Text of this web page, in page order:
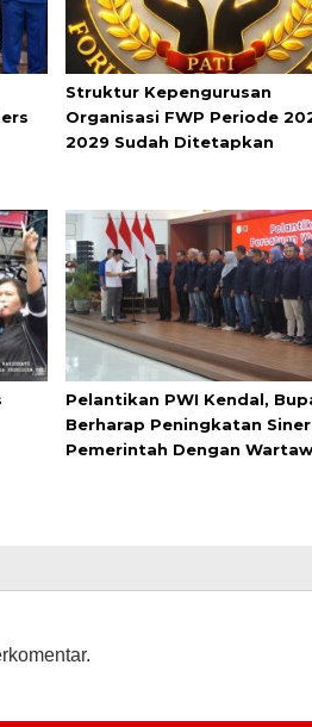
Struktur Kepengurusan
Organisasi FWP Periode
2029 Sudah Ditetapkan
Pelantikan PWI Kendal,
Berharap Peningkatan
Pemerintah Dengan